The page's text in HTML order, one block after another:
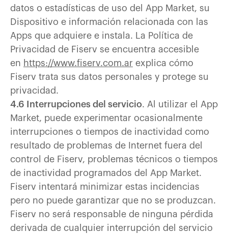
datos o estadísticas de uso del App Market, su
Dispositivo e información relacionada con las
Apps que adquiere e instala. La Política de
Privacidad de Fiserv se encuentra accesible
en https://www.fiserv.com.ar explica cómo
Fiserv trata sus datos personales y protege su
privacidad.
4.6 Interrupciones del servicio. Al utilizar el App
Market, puede experimentar ocasionalmente
interrupciones o tiempos de inactividad como
resultado de problemas de Internet fuera del
control de Fiserv, problemas técnicos o tiempos
de inactividad programados del App Market.
Fiserv intentará minimizar estas incidencias
pero no puede garantizar que no se produzcan.
Fiserv no será responsable de ninguna pérdida
derivada de cualquier interrupción del servicio